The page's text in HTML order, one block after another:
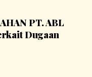
PT. ABL
Dugaan